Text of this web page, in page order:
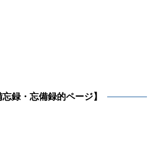
忘録・忘備録的ページ】